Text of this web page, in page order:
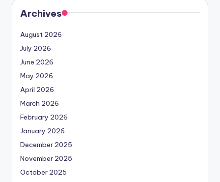
Archives
August 2026
July 2026
June 2026
May 2026
April 2026
March 2026
February 2026
January 2026
December 2025
November 2025
October 2025